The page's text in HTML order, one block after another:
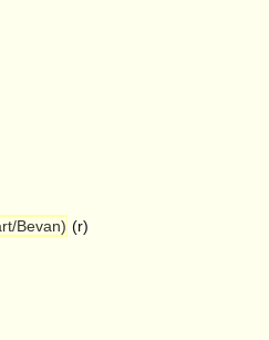
Bevan) (r)